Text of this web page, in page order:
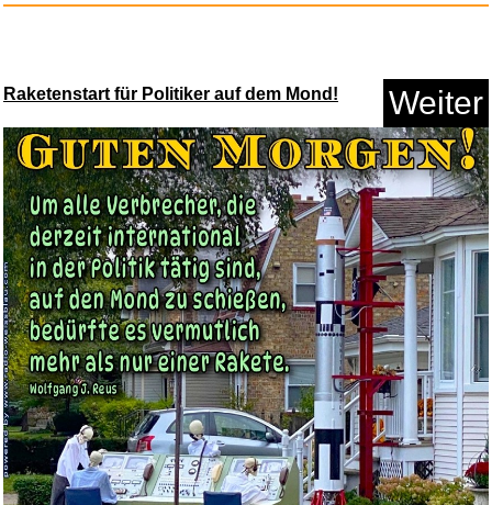
The Music In My Head...
Anzeige
Raketenstart für Politiker auf dem Mond! Weiter